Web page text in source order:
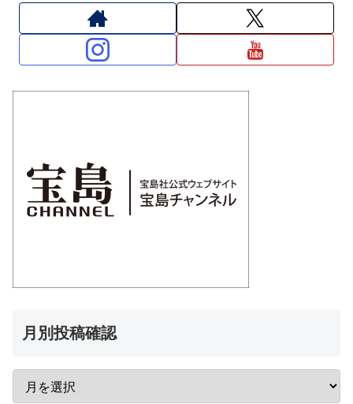
月別投稿確認